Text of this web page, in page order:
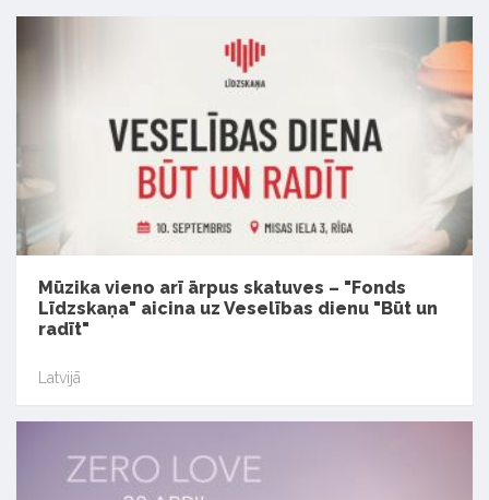
Mūzika vieno arī ārpus skatuves – "Fonds
Līdzskaņa" aicina uz Veselības dienu "Būt un
radīt"
Latvijā